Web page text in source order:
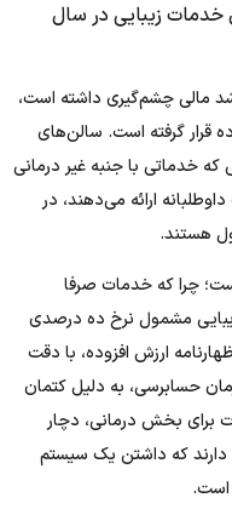
زیبایی در سال
مالی چشم‌گیری داشته است،
قرار گرفته است. سالن‌های
که خدماتی با جنبه غیر درمانی
ارائه می‌دهند، در
هستند.
چرا که خدمات صرفا
مشمول نرخ ده درصدی
ارزش افزوده، با دقت
حسابرسی، به دلیل کتمان
برای بخش درمانی، دچار
دارند که داشتن یک سیستم
است.